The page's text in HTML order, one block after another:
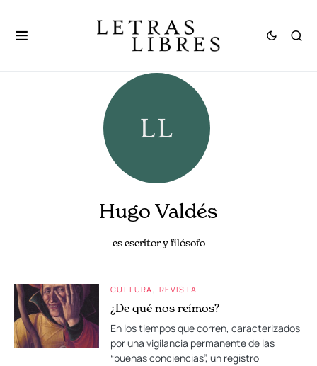
Hugo Valdés
es escritor y filósofo
CULTURA REVISTA
¿De qué nos reímos?
En los tiempos que corren, caracterizados
por una vigilancia permanente de las
“buenas conciencias”, un registro